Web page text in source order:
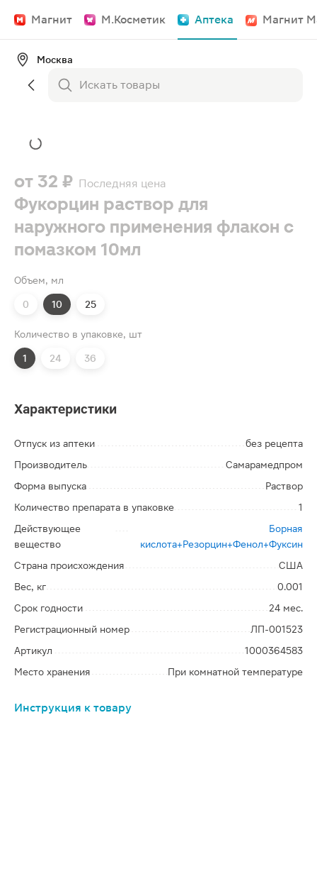
Магнит М.Косметик Аптека Магнит
Москва
от 32 ₽ Последняя цена
Фукорцин раствор для
наружного применения флакон с
помазком 10мл
Объем, мл
0 10 25
Количество в упаковке, шт
1 24 36
Характеристики
Отпуск из аптеки
без рецепта
Производитель
Самарамедпром
Форма выпуска
Раствор
Количество препарата в упаковке
1
Действующее
вещество
Борная
кислота+Резорцин+Фенол+Фуксин
Страна происхождения
США
Вес, кг
0.001
Срок годности
24 мес.
Регистрационный номер
ЛП-001523
Артикул
1000364583
Место хранения
При комнатной температуре
Инструкция к товару